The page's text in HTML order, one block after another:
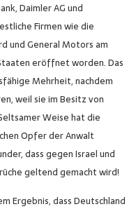
Daimler AG und
Firmen wie die
und General Motors am
eröffnet worden. Das
Mehrheit, nachdem
weil sie im Besitz von
Weise hat die
Opfer der Anwalt
dass gegen Israel und
geltend gemacht wird!
Ergebnis, dass Deutschland